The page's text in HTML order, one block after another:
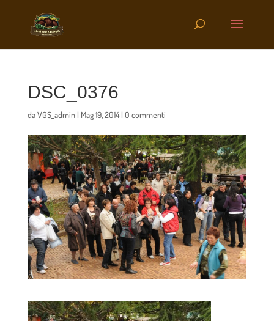
DSC_0376
daVGS_admin| Mag 19, 2014| 0 commenti